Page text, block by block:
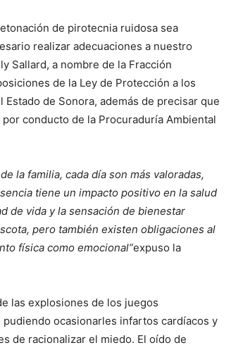
de pirotecnia ruidosa sea
realizar adecuaciones a nuestro
Sallard, a nombre de la Fracción
de la Ley de Protección a los
de Sonora, además de precisar que
conducto de la Procuraduría Ambiental
la familia, cada día son más valoradas,
tiene un impacto positivo en la salud
de vida y la sensación de bienestar
pero también existen obligaciones al
física como emocional”expuso la
las explosiones de los juegos
ocasionarles infartos cardíacos y
de racionalizar el miedo. El oído de